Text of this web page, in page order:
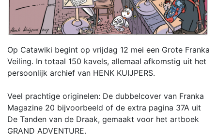
Op Catawiki begint op vrijdag 12 mei een Grote Franka
Veiling. In totaal 150 kavels, allemaal afkomstig uit het
persoonlijk archief van HENK KUIJPERS.
Veel prachtige originelen: De dubbelcover van Franka
Magazine 20 bijvoorbeeld of de extra pagina 37A uit
De Tanden van de Draak, gemaakt voor het artboek
GRAND ADVENTURE.